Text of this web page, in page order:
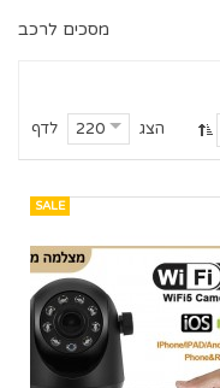
מסכים לרכב
הצג 220 לדף
SALE